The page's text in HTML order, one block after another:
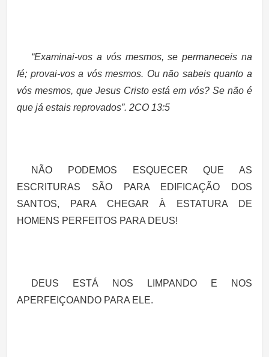
“Examinai-vos a vós mesmos, se permaneceis na
fé; provai-vos a vós mesmos. Ou não sabeis quanto a
vós mesmos, que Jesus Cristo está em vós? Se não é
que já estais reprovados”. 2CO 13:5
NÃO PODEMOS ESQUECER QUE AS
ESCRITURAS SÃO PARA EDIFICAÇÃO DOS
SANTOS, PARA CHEGAR À ESTATURA DE
HOMENS PERFEITOS PARA DEUS!
DEUS ESTÁ NOS LIMPANDO E NOS
APERFEIÇOANDO PARA ELE.